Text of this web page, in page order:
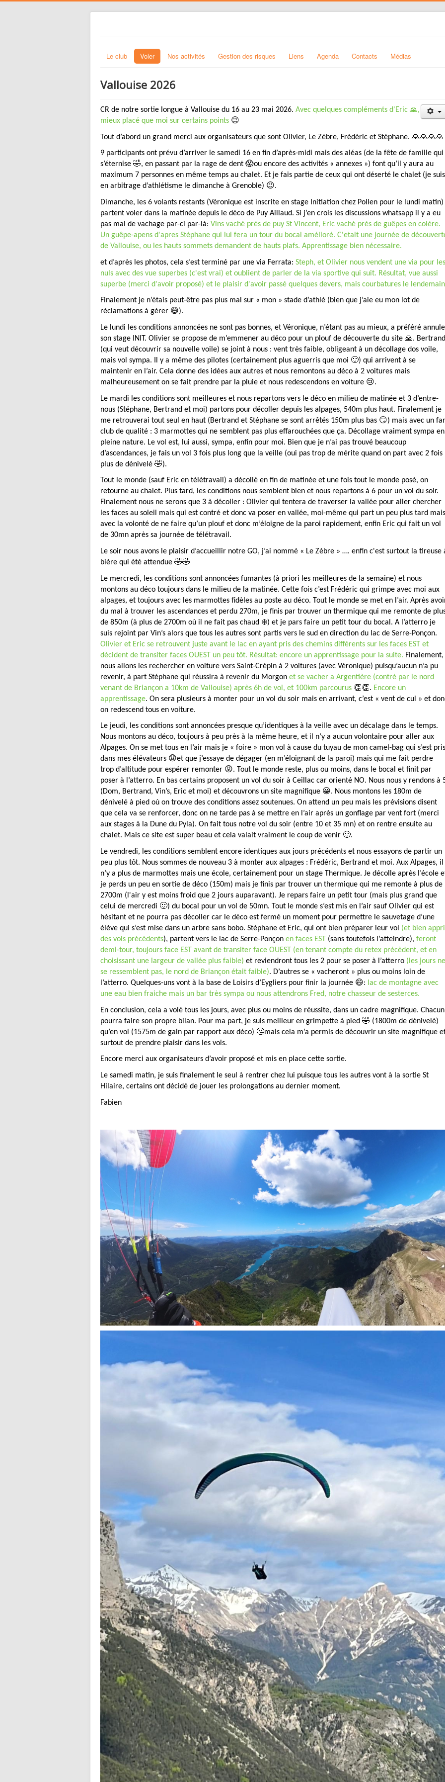
Le club Voler Nos activités Gestion des risques Liens Agenda Contacts Médias
Vallouise 2026
CR de notre sortie longue à Vallouise du 16 au 23 mai 2026. Avec quelques compléments d'Eric 🙏,
mieux placé que moi sur certains points 😉
Tout d’abord un grand merci aux organisateurs que sont Olivier, Le Zèbre, Frédéric et Stéphane. 🙏🙏🙏🙏
9 participants ont prévu d’arriver le samedi 16 en fin d’après-midi mais des aléas (de la fête de famille qui
s’éternise 🤣, en passant par la rage de dent 😱ou encore des activités « annexes ») font qu’il y aura au
maximum 7 personnes en même temps au chalet. Et je fais partie de ceux qui ont déserté le chalet (je suis
en arbitrage d’athlétisme le dimanche à Grenoble) 😉.
Dimanche, les 6 volants restants (Véronique est inscrite en stage Initiation chez Pollen pour le lundi matin)
partent voler dans la matinée depuis le déco de Puy Aillaud. Si j’en crois les discussions whatsapp il y a eu
pas mal de vachage par-ci par-là: Vins vaché près de puy St Vincent, Eric vaché près de guêpes en colère.
Un guêpe-apens d'apres Stéphane qui lui fera un tour du bocal amélioré. C'etait une journée de
de Vallouise, ou les hauts sommets demandent de hauts plafs. Apprentissage bien nécessaire.
et d’après les photos, cela s’est terminé par une via Ferrata: Steph, et Olivier nous vendent une via pour les
nuls avec des vue superbes (c'est vrai) et oublient de parler de la via sportive qui suit. Résultat, vue aussi
superbe (merci d'avoir proposé) et le plaisir d'avoir passé quelques devers, mais courbatures le
Finalement je n’étais peut-être pas plus mal sur « mon » stade d’athlé (bien que j’aie eu mon lot de
réclamations à gérer 😄).
Le lundi les conditions annoncées ne sont pas bonnes, et Véronique, n’étant pas au mieux, a préféré
son stage INIT. Olivier se propose de m’emmener au déco pour un plouf de découverte du site 🙏. Bertrand
(qui veut découvrir sa nouvelle voile) se joint à nous : vent très faible, obligeant à un décollage dos voile,
mais vol sympa. Il y a même des pilotes (certainement plus aguerris que moi 🙂) qui arrivent à se
maintenir en l’air. Cela donne des idées aux autres et nous remontons au déco à 2 voitures mais
malheureusement on se fait prendre par la pluie et nous redescendons en voiture 😢.
Le mardi les conditions sont meilleures et nous repartons vers le déco en milieu de matinée et 3 d’entre-
nous (Stéphane, Bertrand et moi) partons pour décoller depuis les alpages, 540m plus haut. Finalement je
me retrouverai tout seul en haut (Bertrand et Stéphane se sont arrêtés 150m plus bas 😏) mais avec un
club de qualité : 3 marmottes qui ne semblent pas plus effarouchées que ça. Décollage vraiment sympa en
pleine nature. Le vol est, lui aussi, sympa, enfin pour moi. Bien que je n’ai pas trouvé beaucoup
d’ascendances, je fais un vol 3 fois plus long que la veille (oui pas trop de mérite quand on part avec 2 fois
plus de dénivelé 🤣).
Tout le monde (sauf Eric en télétravail) a décollé en fin de matinée et une fois tout le monde posé, on
retourne au chalet. Plus tard, les conditions nous semblent bien et nous repartons à 6 pour un vol du soir.
Finalement nous ne serons que 3 à décoller : Olivier qui tentera de traverser la vallée pour aller chercher
les faces au soleil mais qui est contré et donc va poser en vallée, moi-même qui part un peu plus tard mais
avec la volonté de ne faire qu’un plouf et donc m’éloigne de la paroi rapidement, enfin Eric qui fait un vol
de 30mn après sa journée de télétravail.
Le soir nous avons le plaisir d’accueillir notre GO, j’ai nommé « Le Zèbre » …. enfin c'est surtout la tireuse
bière qui été attendue 🤣🤣
Le mercredi, les conditions sont annoncées fumantes (à priori les meilleures de la semaine) et nous
montons au déco toujours dans le milieu de la matinée. Cette fois c’est Frédéric qui grimpe avec moi aux
alpages, et toujours avec les marmottes fidèles au poste au déco. Tout le monde se met en l’air. Après
du mal à trouver les ascendances et perdu 270m, je finis par trouver un thermique qui me remonte de
de 850m (à plus de 2700m où il ne fait pas chaud ❄️) et je pars faire un petit tour du bocal. A l’atterro je
suis rejoint par Vin’s alors que tous les autres sont partis vers le sud en direction du lac de Serre-Ponçon.
Olivier et Eric se retrouvent juste avant le lac en ayant pris des chemins différents sur les faces EST et
décident de transiter faces OUEST un peu tôt. Résultat: encore un apprentissage pour la suite. Finalement,
nous allons les rechercher en voiture vers Saint-Crépin à 2 voitures (avec Véronique) puisqu’aucun n’a pu
revenir, à part Stéphane qui réussira à revenir du Morgon et se vacher a Argentière (contré par le nord
venant de Briançon a 10km de Vallouise) après 6h de vol, et 100km parcourus 👏👏. Encore un
apprentissage. On sera plusieurs à monter pour un vol du soir mais en arrivant, c’est « vent de cul » et
on redescend tous en voiture.
Le jeudi, les conditions sont annoncées presque qu’identiques à la veille avec un décalage dans le temps.
Nous montons au déco, toujours à peu près à la même heure, et il n’y a aucun volontaire pour aller aux
Alpages. On se met tous en l’air mais je « foire » mon vol à cause du tuyau de mon camel-bag qui s’est pris
dans mes élévateurs 😧et que j’essaye de dégager (en m’éloignant de la paroi) mais qui me fait perdre
trop d’altitude pour espérer remonter 😡. Tout le monde reste, plus ou moins, dans le bocal et finit par
poser à l’atterro. En bas certains proposent un vol du soir à Ceillac car orienté NO. Nous nous y rendons à
(Dom, Bertrand, Vin’s, Eric et moi) et découvrons un site magnifique 😀. Nous montons les 180m de
dénivelé à pied où on trouve des conditions assez soutenues. On attend un peu mais les prévisions disent
que cela va se renforcer, donc on ne tarde pas à se mettre en l’air après un gonflage par vent fort (merci
aux stages à la Dune du Pyla). On fait tous notre vol du soir (entre 10 et 35 mn) et on rentre ensuite au
chalet. Mais ce site est super beau et cela valait vraiment le coup de venir 🙂.
Le vendredi, les conditions semblent encore identiques aux jours précédents et nous essayons de partir un
peu plus tôt. Nous sommes de nouveau 3 à monter aux alpages : Frédéric, Bertrand et moi. Aux Alpages, il
n’y a plus de marmottes mais une école, certainement pour un stage Thermique. Je décolle après l’école
je perds un peu en sortie de déco (150m) mais je finis par trouver un thermique qui me remonte à plus de
2700m (l'air y est moins froid que 2 jours auparavant). Je repars faire un petit tour (mais plus grand que
celui de mercredi 🙂) du bocal pour un vol de 50mn. Tout le monde s’est mis en l’air sauf Olivier qui est
hésitant et ne pourra pas décoller car le déco est fermé un moment pour permettre le sauvetage d’une
élève qui s’est mise dans un arbre sans bobo. Stéphane et Eric, qui ont bien préparer leur vol (et bien
des vols précédents), partent vers le lac de Serre-Ponçon en faces EST (sans toutefois l’atteindre), feront
demi-tour, toujours face EST avant de transiter face OUEST (en tenant compte du retex précèdent, et en
choisissant une largeur de vallée plus faible) et reviendront tous les 2 pour se poser à l’atterro (les jours ne
se ressemblent pas, le nord de Briançon était faible). D’autres se « vacheront » plus ou moins loin de
l’atterro. Quelques-uns vont à la base de Loisirs d’Eygliers pour finir la journée 😄: lac de montagne avec
une eau bien fraiche mais un bar très sympa ou nous attendrons Fred, notre chasseur de sesterces.
En conclusion, cela a volé tous les jours, avec plus ou moins de réussite, dans un cadre magnifique. Chacun
pourra faire son propre bilan. Pour ma part, je suis meilleur en grimpette à pied 🤣 (1800m de dénivelé)
qu’en vol (1575m de gain par rapport aux déco) 🤔mais cela m’a permis de découvrir un site magnifique
surtout de prendre plaisir dans les vols.
Encore merci aux organisateurs d’avoir proposé et mis en place cette sortie.
Le samedi matin, je suis finalement le seul à rentrer chez lui puisque tous les autres vont à la sortie St
Hilaire, certains ont décidé de jouer les prolongations au dernier moment.
Fabien